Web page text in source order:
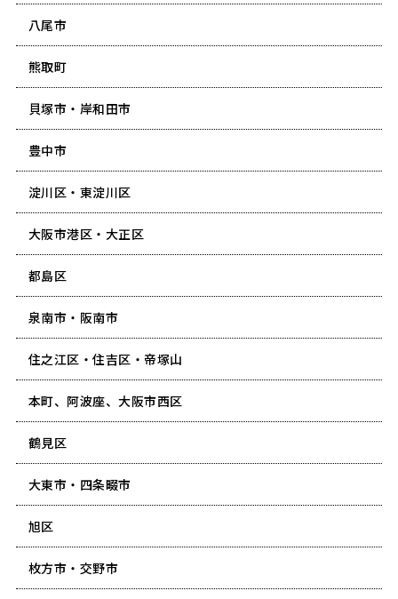
八尾市
熊取町
貝塚市・岸和田市
豊中市
淀川区・東淀川区
大阪市港区・大正区
都島区
泉南市・阪南市
住之江区・住吉区・帝塚山
本町、阿波座、大阪市西区
鶴見区
大東市・四条畷市
旭区
枚方市・交野市